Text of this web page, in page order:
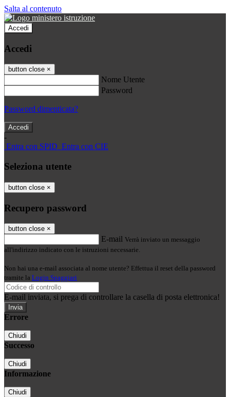
Salta al contenuto
Accedi
Accedi
button close ×
Nome Utente
Password
Password dimenticata?
-
Entra con SPID Entra con CIE
Seleziona utente
button close ×
Recupero password
button close ×
E-mail Verrà inviato un messaggio
all'indirizzo indicato con le istruzioni necessarie.
Non hai una e-mail associata al nome utente? Effettua il reset della password
tramite la Login Spaggiari
E-mail inviata, si prega di controllare la casella di posta elettronica!
Errore
Chiudi
Successo
Chiudi
Informazione
Chiudi